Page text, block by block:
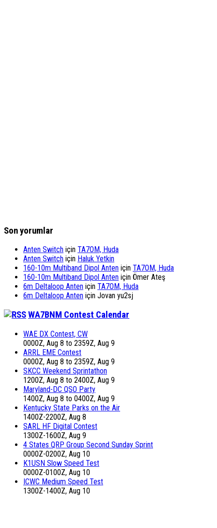
Son yorumlar
Anten Switch için TA7OM, Huda
Anten Switch için Haluk Yetkin
160-10m Multiband Dipol Anten için TA7OM, Huda
160-10m Multiband Dipol Anten için Ömer Ateş
6m Deltaloop Anten için TA7OM, Huda
6m Deltaloop Anten için Jovan yu2sj
WA7BNM Contest Calendar
WAE DX Contest, CW
0000Z, Aug 8 to 2359Z, Aug 9
ARRL EME Contest
0000Z, Aug 8 to 2359Z, Aug 9
SKCC Weekend Sprintathon
1200Z, Aug 8 to 2400Z, Aug 9
Maryland-DC QSO Party
1400Z, Aug 8 to 0400Z, Aug 9
Kentucky State Parks on the Air
1400Z-2200Z, Aug 8
SARL HF Digital Contest
1300Z-1600Z, Aug 9
4 States QRP Group Second Sunday Sprint
0000Z-0200Z, Aug 10
K1USN Slow Speed Test
0000Z-0100Z, Aug 10
ICWC Medium Speed Test
1300Z-1400Z, Aug 10